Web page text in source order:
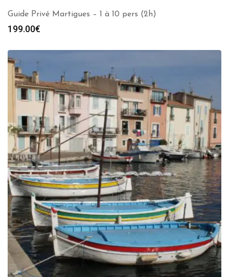
Guide Privé Martigues – 1 à 10 pers (2h)
199.00€